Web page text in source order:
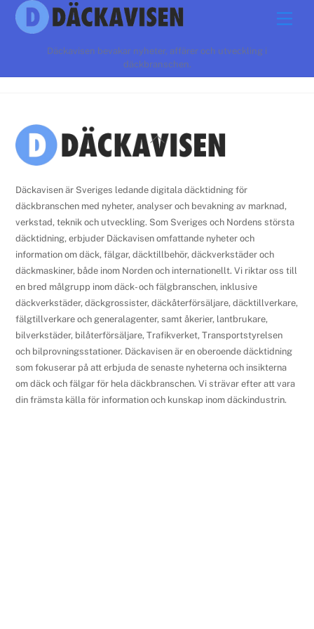
Skip
Däckavisen bevakar nyheter, affärer och utveckling i
däckbranschen.
Back
To
Däckavisen är Sveriges ledande digitala däcktidning för
däckbranschen med nyheter, analyser och bevakning av marknad,
verkstad, teknik och utveckling. Som Sveriges och Nordens största
däcktidning, erbjuder Däckavisen omfattande nyheter och
information om däck, fälgar, däcktillbehör, däckverkstäder och
däckmaskiner, både inom Norden och internationellt. Vi riktar oss till
en bred målgrupp inom däck- och fälgbranschen, inklusive
däckverkstäder, däckgrossister, däckåterförsäljare, däcktillverkare,
fälgtillverkare och generalagenter, samt åkerier, lantbrukare,
bilverkstäder, bilåterförsäljare, Trafikverket, Transportstyrelsen
och bilprovningsstationer. Däckavisen är en oberoende däcktidning
som fokuserar på att erbjuda de senaste nyheterna och insikterna
om däck och fälgar för hela däckbranschen. Vi strävar efter att vara
din främsta källa för information och kunskap inom däckindustrin.